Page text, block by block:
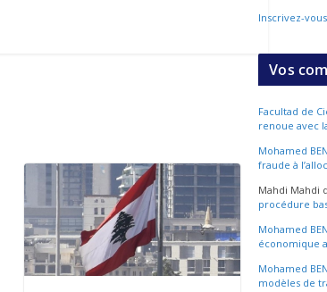
Inscrivez-
Vos
Facultad de
renoue avec
Mohamed
fraude à
Mahdi Mahdi
procédure
Mohamed
économique
Mohamed
modèles de